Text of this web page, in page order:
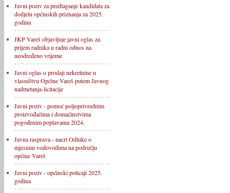
Javni poziv za predlaganje kandidata za
dodjelu općinskih priznanja za 2025.
godinu
JKP Vareš objavljuje javni oglas za
prijem radnika u radni odnos na
neodređeno vrijeme
Javni oglas o prodaji nekretnine u
vlasništvu Općine Vareš putem Javnog
nadmetanja-licitacije
Javni poziv - pomoć poljoprivrednim
proizvođačima i domaćinstvima
pogođenim poplavama 2024.
Javna rasprava - nacrt Odluke o
mjesnim vodovodima na području
općine Vareš
Javni poziv - općinski poticaji 2025.
godina